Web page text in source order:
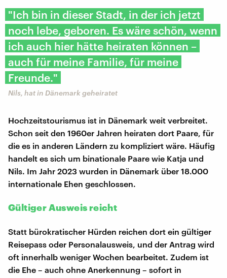
"Ich bin in dieser Stadt, in der ich jetzt
noch lebe, geboren. Es wäre schön, wenn
ich auch hier hätte heiraten können –
auch für meine Familie, für meine
Freunde."
Nils, hat in Dänemark geheiratet
Hochzeitstourismus ist in Dänemark weit verbreitet.
Schon seit den 1960er Jahren heiraten dort Paare, für
die es in anderen Ländern zu kompliziert wäre. Häufig
handelt es sich um binationale Paare wie Katja und
Nils. Im Jahr 2023 wurden in Dänemark über 18.000
internationale Ehen geschlossen.
Gültiger Ausweis reicht
Statt bürokratischer Hürden reichen dort ein gültiger
Reisepass oder Personalausweis, und der Antrag wird
oft innerhalb weniger Wochen bearbeitet. Zudem ist
die Ehe – auch ohne Anerkennung – sofort in